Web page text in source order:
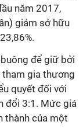
năm 2017,
giảm sở hữu
để giữ bởi
gia thương
quyết đối với
đổi 3:1. Mức giá
thành của một